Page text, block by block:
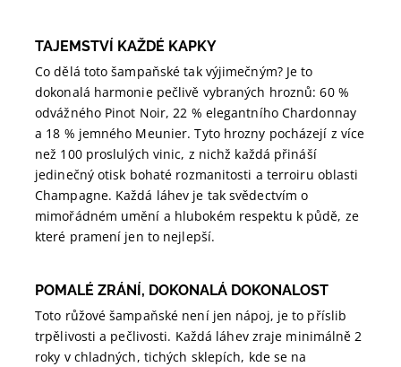
TAJEMSTVÍ KAŽDÉ KAPKY
Co dělá toto šampaňské tak výjimečným? Je to
dokonalá harmonie pečlivě vybraných hroznů: 60 %
odvážného Pinot Noir, 22 % elegantního Chardonnay
a 18 % jemného Meunier. Tyto hrozny pocházejí z více
než 100 proslulých vinic, z nichž každá přináší
jedinečný otisk bohaté rozmanitosti a terroiru oblasti
Champagne. Každá láhev je tak svědectvím o
mimořádném umění a hlubokém respektu k půdě, ze
které pramení jen to nejlepší.
POMALÉ ZRÁNÍ, DOKONALÁ DOKONALOST
Toto růžové šampaňské není jen nápoj, je to příslib
trpělivosti a pečlivosti. Každá láhev zraje minimálně 2
roky v chladných, tichých sklepích, kde se na